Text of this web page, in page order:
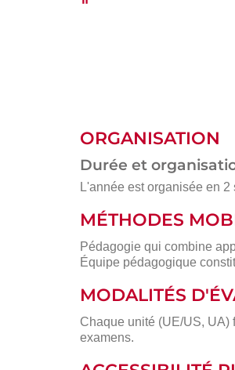
ORGANISATION
Durée et
L'année est organisée en
MÉTHODES
Pédagogie qui combine
Équipe pédagogique
MODALITÉS
Chaque unité (UE/US,
examens.